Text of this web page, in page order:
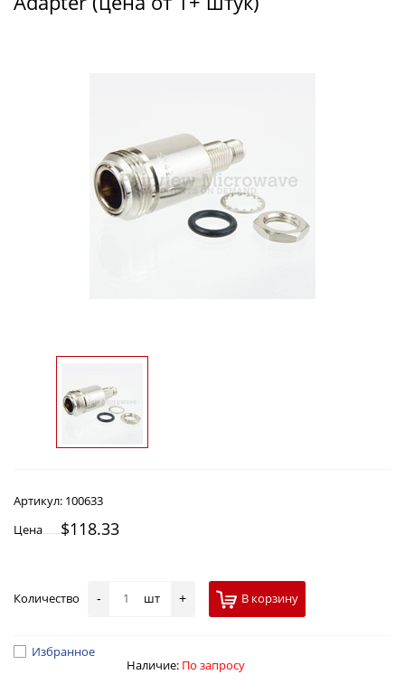
Артикул: 100633
Цена
$118.33
Количество - шт + В корзину
Избранное
Наличие: По запросу